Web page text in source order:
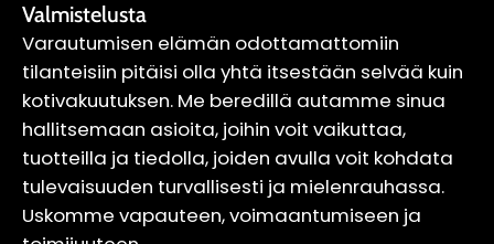
Valmistelusta
Varautumisen elämän odottamattomiin
tilanteisiin pitäisi olla yhtä itsestään selvää kuin
kotivakuutuksen. Me beredillä autamme sinua
hallitsemaan asioita, joihin voit vaikuttaa,
tuotteilla ja tiedolla, joiden avulla voit kohdata
tulevaisuuden turvallisesti ja mielenrauhassa.
Uskomme vapauteen, voimaantumiseen ja